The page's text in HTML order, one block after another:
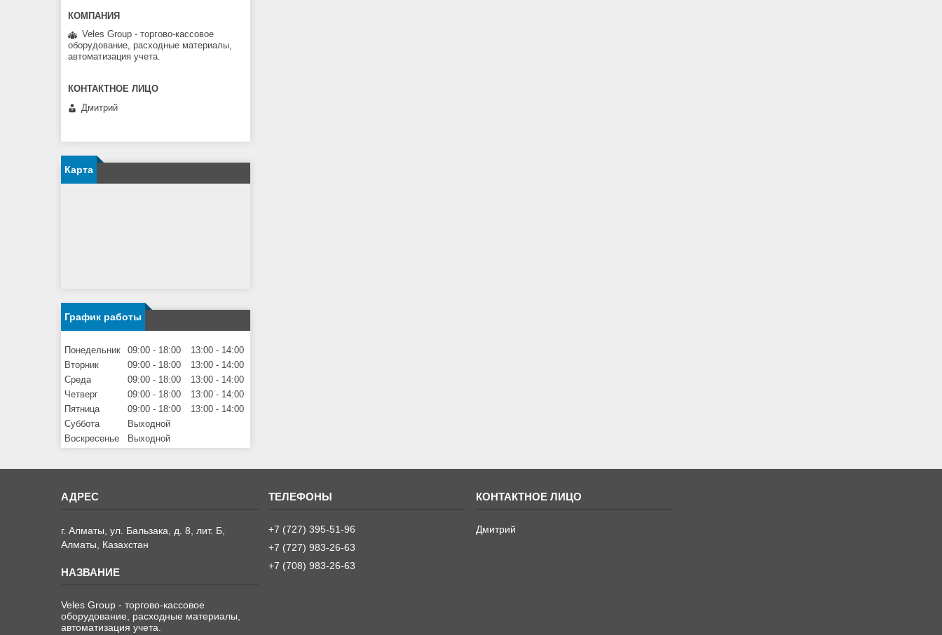
Veles Group - торгово-кассовое
оборудование, расходные материалы,
автоматизация учета.
Дмитрий
Карта
График работы
Понедельник 09:00 18:00 13:00
14:00
Вторник
09:00 18:00 13:00
14:00
Среда
09:00 18:00 13:00
14:00
Четверг
09:00 18:00 13:00
14:00
Пятница
09:00 18:00 13:00
14:00
Суббота
Выходной
Воскресенье
Выходной
г. Алматы, ул. Бальзака, д. 8, лит. Б,
Алматы, Казахстан
Veles Group - торгово-кассовое
оборудование, расходные материалы,
автоматизация учета.
+7 (727) 395-51-96
+7 (727) 983-26-63
+7 (708) 983-26-63
Дмитрий